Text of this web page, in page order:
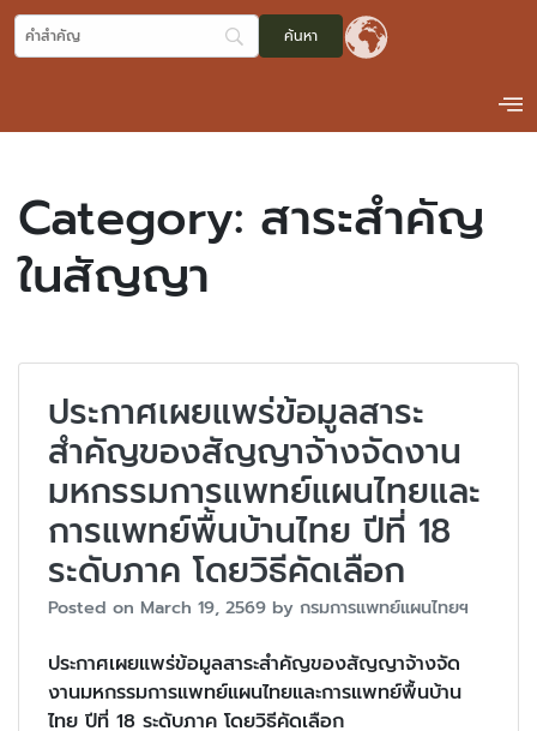
Category: สาระสำคัญ
ในสัญญา
ประกาศเผยแพร่ข้อมูลสาระ
สำคัญของสัญญาจ้างจัดงาน
มหกรรมการแพทย์แผนไทยและ
การแพทย์พื้นบ้านไทย ปีที่ 18
ระดับภาค โดยวิธีคัดเลือก
Posted on March 19, 2569 by กรมการแพทย์แผนไทยฯ
ประกาศเผยแพร่ข้อมูลสาระสำคัญของสัญญาจ้างจัด
งานมหกรรมการแพทย์แผนไทยและการแพทย์พื้นบ้าน
ไทย ปีที่ 18 ระดับภาค โดยวิธีคัดเลือก